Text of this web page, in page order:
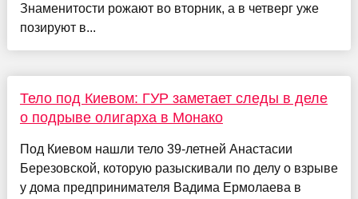
Знаменитости рожают во вторник, а в четверг уже
позируют в...
Тело под Киевом: ГУР заметает следы в деле
о подрыве олигарха в Монако
Под Киевом нашли тело 39-летней Анастасии
Березовской, которую разыскивали по делу о взрыве
у дома предпринимателя Вадима Ермолаева в